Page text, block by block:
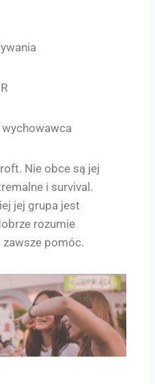
Nie obce są jej
i survival.
jej grupa jest
rozumie
pomóc.